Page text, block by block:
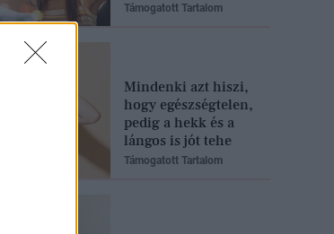
Támogatott Tartalom
Mindenki azt hiszi,
hogy egészségtelen,
pedig a hekk és a
lángos is jót tehe
Támogatott Tartalom